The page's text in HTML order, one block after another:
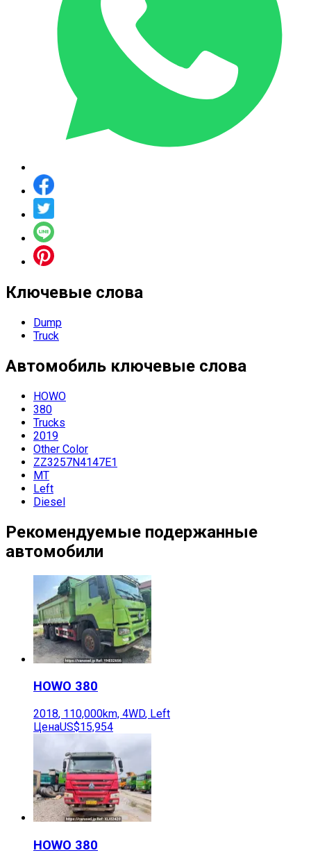
Ключевые слова
Dump
Truck
Автомобиль ключевые слова
HOWO
380
Trucks
2019
Other Color
ZZ3257N4147E1
MT
Left
Diesel
Рекомендуемые подержанные
автомобили
HOWO 380
2018, 110,000km, 4WD, Left
ЦенаUS$15,954
HOWO 380